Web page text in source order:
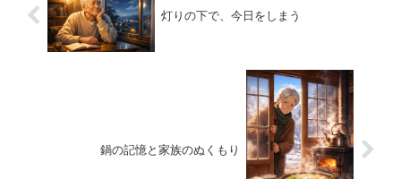
灯りの下で、今日をしまう
鍋の記憶と家族のぬくもり